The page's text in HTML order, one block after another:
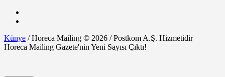
Künye / Horeca Mailing © 2026 / Postkom A.Ş. Hizmetidir
Horeca Mailing Gazete'nin Yeni Sayısı Çıktı!